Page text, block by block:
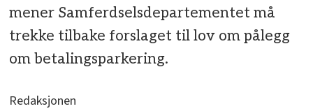
mener Samferdselsdepartementet må
trekke tilbake forslaget til lov om pålegg
om betalingsparkering.
Redaksjonen